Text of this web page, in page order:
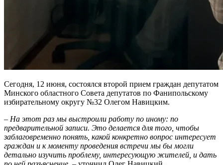
Сегодня, 12 июня, состоялся второй прием граждан депутатом
Минского областного Совета депутатов по Фанипольскому
избирательному округу №32 Олегом Навицким.
– На этот раз мы выстроили работу по иному: по
предварительной записи. Это делается для того, чтобы
заблаговременно понять, какой конкретно вопрос интересует
граждан и к моменту проведения встречи мы бы могли
детально изучить проблему, интересующую жителей, и дать